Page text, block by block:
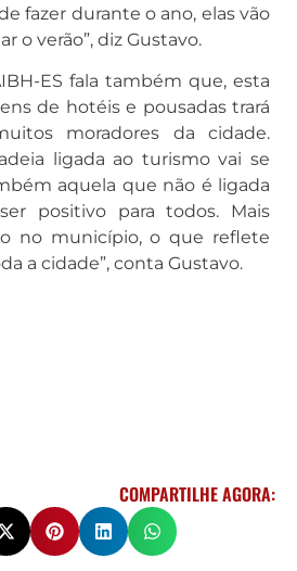
fazer durante o ano, elas vão
o verão”, diz Gustavo.
ES fala também que, esta
de hotéis e pousadas trará
moradores da cidade.
ligada ao turismo vai se
aquela que não é ligada
positivo para todos. Mais
no município, o que reflete
a cidade”, conta Gustavo.
COMPARTILHE AGORA: